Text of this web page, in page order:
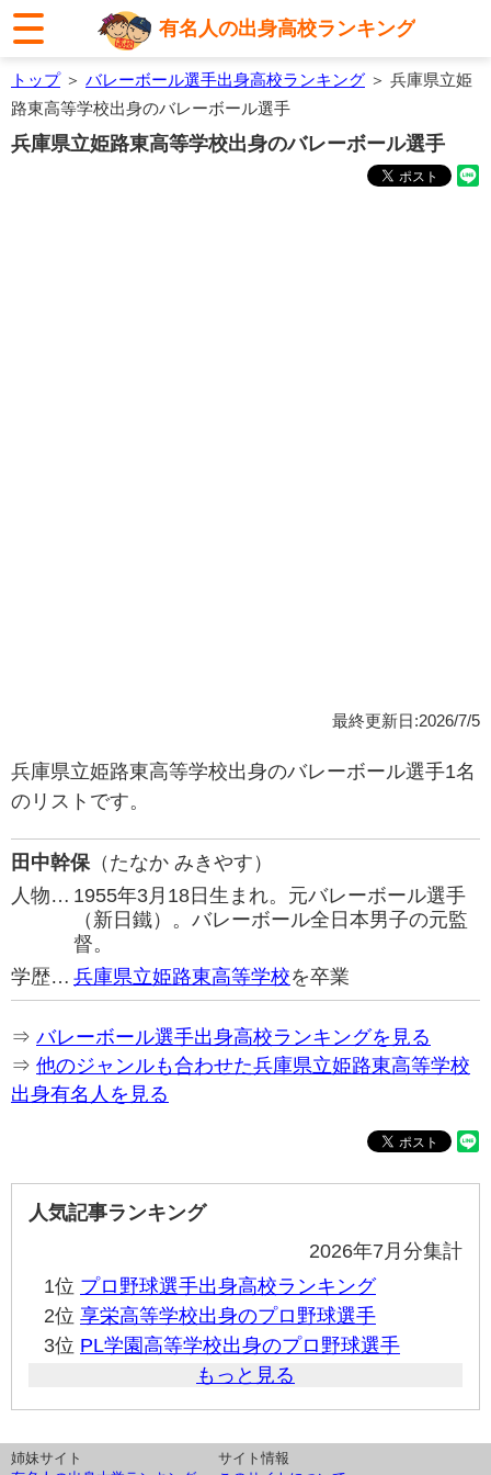
有名人の出身高校ランキング
トップ＞ バレーボール選手出身高校ランキング ＞ 兵庫県立姫
路東高等学校出身のバレーボール選手
兵庫県立姫路東高等学校出身のバレーボール選手
最終更新日:2026/7/5
兵庫県立姫路東高等学校出身のバレーボール選手1名
のリストです。
田中幹保（たなか みきやす）
人物… 1955年3月18日生まれ。元バレーボール選手
（新日鐵）。バレーボール全日本男子の元監
督。
学歴… 兵庫県立姫路東高等学校を卒業
⇒ バレーボール選手出身高校ランキングを見る
⇒ 他のジャンルも合わせた兵庫県立姫路東高等学校
出身有名人を見る
人気記事ランキング
2026年7月分集計
1位 プロ野球選手出身高校ランキング
2位 享栄高等学校出身のプロ野球選手
3位 PL学園高等学校出身のプロ野球選手
もっと見る
姉妹サイト
サイト情報